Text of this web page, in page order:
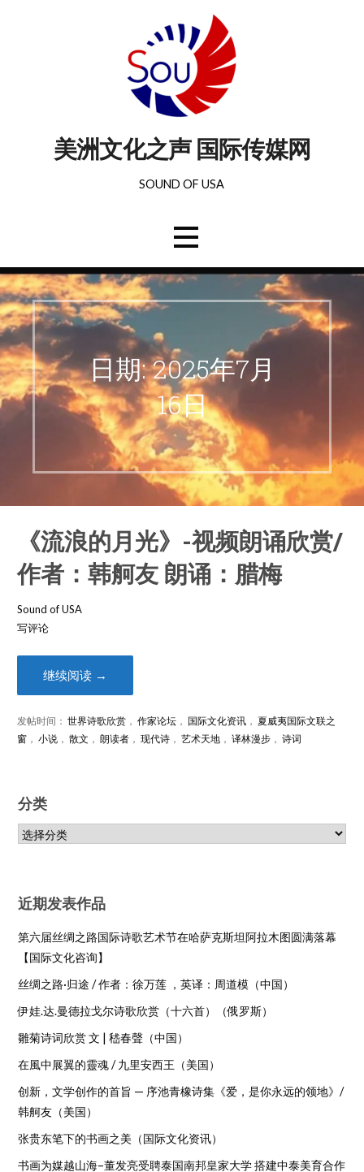
美洲文化之声 国际传媒网
SOUND OF USA
日期: 2025年7月
16日
《流浪的月光》-视频朗诵欣赏/
作者：韩舸友 朗诵：腊梅
Sound of USA
写评论
继续阅读 →
发帖时间： 世界诗歌欣赏， 作家论坛， 国际文化资讯， 夏威夷国际文联之
窗， 小说， 散文 ， 朗读者， 现代诗， 艺术天地， 译林漫步， 诗词
分类
近期发表作品
第六届丝绸之路国际诗歌艺术节在哈萨克斯坦阿拉木图圆满落幕
【国际文化咨询】
丝绸之路·归途 / 作者：徐万莲 ，英译：周道模（中国）
伊娃.达.曼德拉戈尔诗歌欣赏（十六首）（俄罗斯）
雛菊诗词欣赏 文 | 嵇春聲（中国）
在風中展翼的靈魂 / 九里安西王（美国）
创新，文学创作的首旨 — 序池青橡诗集《爱，是你永远的领地》/
韩舸友（美国）
张贵东笔下的书画之美（国际文化资讯）
书画为媒越山海–董发亮受聘泰国南邦皇家大学 搭建中泰美育合作